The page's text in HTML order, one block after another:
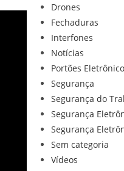
Drones
Fechaduras
Interfones
Notícias
Portões
Segurança
Segurança do
Segurança
Segurança
Sem categoria
Vídeos